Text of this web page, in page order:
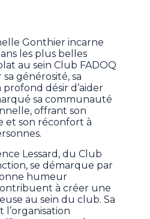
Gonthier incarne
les plus belles
au sein Club FADOQ
générosité, sa
désir d’aider
sa communauté
offrant son
et son réconfort à
Lessard, du Club
se démarque par
humeur
à créer une
au sein du club. Sa
l’organisation